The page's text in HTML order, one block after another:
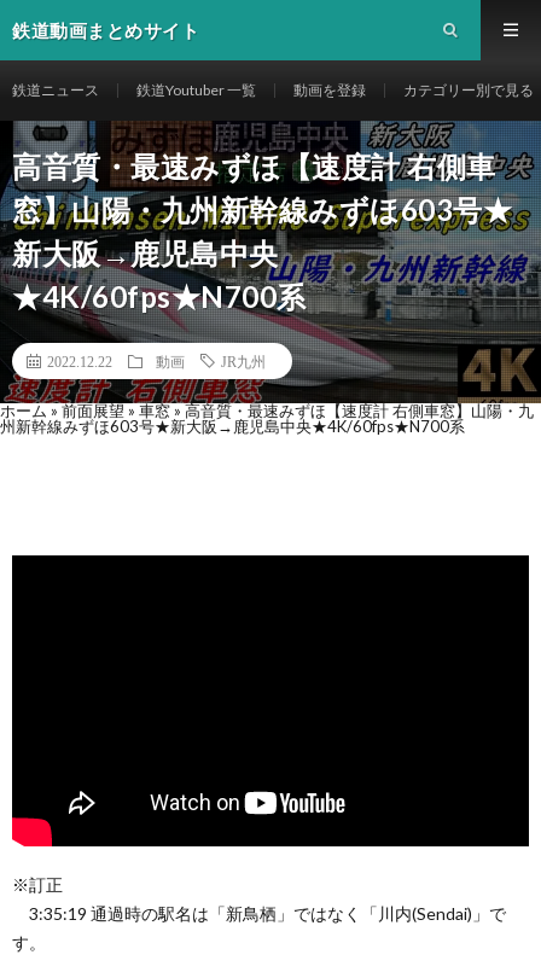
鉄道動画まとめサイト
鉄道ニュース 鉄道Youtuber 一覧 動画を登録 カテゴリー別で見る
高音質・最速みずほ【速度計 右側車
窓】山陽・九州新幹線みずほ603号★
新大阪→鹿児島中央
★4K/60fps★N700系
2022.12.22 動画 JR九州
ホーム » 前面展望 » 車窓 » 高音質・最速みずほ【速度計 右側車窓】山陽・九
州新幹線みずほ603号★新大阪→鹿児島中央★4K/60fps★N700系
※訂正
3:35:19 通過時の駅名は「新鳥栖」ではなく「川内(Sendai)」で
す。